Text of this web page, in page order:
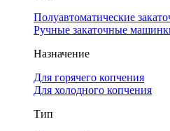
Полуавтоматические
Ручные закаточные
Назначение
Для горячего копчения
Для холодного копчения
Тип